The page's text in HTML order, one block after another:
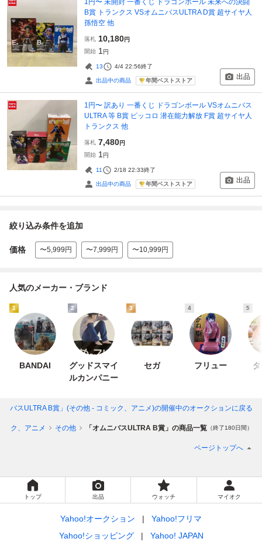
B賞 トランクス VSオムニバスULTRA D賞 超サイヤ人
孫悟空 他
落札 10,180円
開始 1 円
13 4/4 22:56終了
出品中の商品 年間ベストストア 出品
1円〜 訳あり 一番くじ ドラゴンボール VSオムニバス
ULTRA 等 B賞 ピッコロ 潜在能力解放 F賞 超サイヤ人
トランクス 他
落札 7,480円
開始 1 円
11 2/18 22:33終了
出品中の商品 年間ベストストア 出品
絞り込み条件を追加
価格 〜5,999円 〜7,999円 〜10,999円
人気のメーカー・ブランド
1
BANDAI
2
グッドスマイ
ルカンパニー
3
セガ
4
フリュー
5
ニバスULTRA B賞」(その他 - コミック、アニメ)の開催中のオークションに戻る
ック、アニメ その他 「オムニバスULTRA B賞」の商品一覧 （終了180日間）
ページトップへ
トップ 出品 ウォッチ マイオク
Yahoo!オークション
Yahoo!フリマ
Yahoo!ショッピング
Yahoo! JAPAN